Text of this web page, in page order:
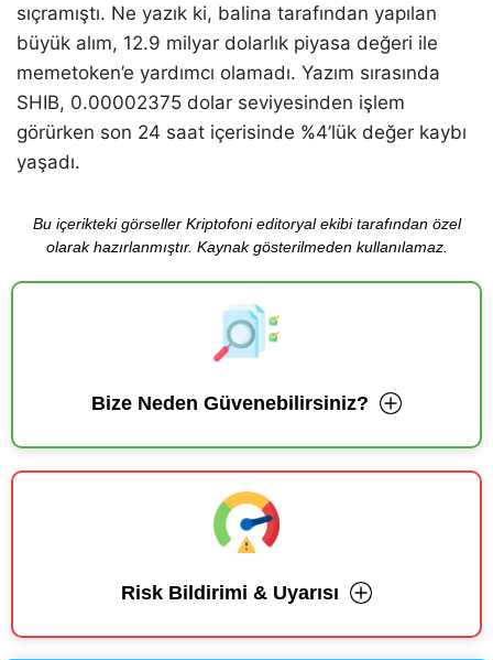
sıçramıştı. Ne yazık ki, balina tarafından yapılan
büyük alım, 12.9 milyar dolarlık piyasa değeri ile
memetoken’e yardımcı olamadı. Yazım sırasında
SHIB, 0.00002375 dolar seviyesinden işlem
görürken son 24 saat içerisinde %4’lük değer kaybı
yaşadı.
Bu içerikteki görseller Kriptofoni editoryal ekibi tarafından özel
olarak hazırlanmıştır. Kaynak gösterilmeden kullanılamaz.
Bize Neden Güvenebilirsiniz?
Risk Bildirimi & Uyarısı